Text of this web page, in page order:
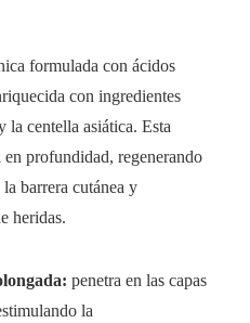
formulada con ácidos
con ingredientes
la centella asiática. Esta
profundidad, regenerando
barrera cutánea y
heridas.
penetra en las capas
la